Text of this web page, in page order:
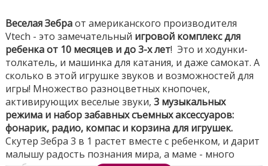
Веселая Зебраот американского производителя
Vtech - это замечательный игровой комплекс для
ребенка от 10 месяцев и до 3-х лет! Это и ходунки-
толкатель, и машинка для катания, и даже самокат. А
сколько в этой игрушке звуков и возможностей для
игры! Множество разноцветных кнопочек,
активирующих веселые звуки, 3 музыкальных
режима и набор забавных съемных аксессуаров:
фонарик, радио, компас и корзина для игрушек.
Скутер Зебра 3 в 1 растет вместе с ребенком, и дарит
малышу радость познания мира, а маме - много